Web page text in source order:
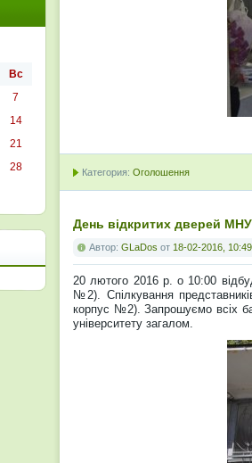
Категория: Оголошення
День відкритих дверей
Автор: GLaDos от 18-02-2016, 10:49
20 лютого 2016 р. о 10:00
№2). Спілкування
корпус №2). Запрошуємо всіх
університету загалом.
кален
Вс
7
14
21
28